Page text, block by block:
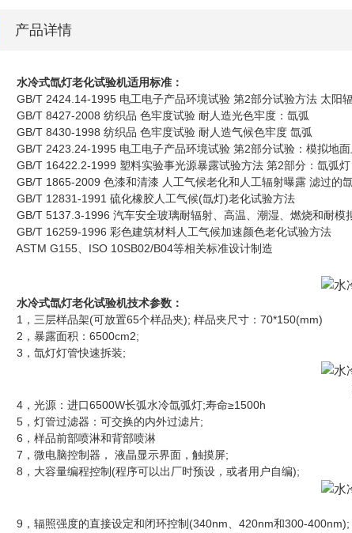
产品详情
水冷式氙灯老化试验机适用标准：
GB/T 2424.14-1995 电工电子产品环境试验 第2部分试验方法 太阳
GB/T 8427-2008 纺织品 色牢度试验 耐人造光色牢度：氙弧
GB/T 8430-1998 纺织品 色牢度试验 耐人造气候色牢度 氙弧
GB/T 2423.24-1995 电工电子产品环境试验 第2部分试验：模拟地面
GB/T 16422.2-1999 塑料实验事光源暴露试验方法 第2部分：氙弧灯
GB/T 1865-2009 色漆和清漆 人工气候老化和人工辐射曝露 滤过的
GB/T 12831-1991 硫化橡胶人工气候(氙灯)老化试验方法
GB/T 5137.3-1996 汽车安全玻璃耐辐射、高温、潮湿、燃烧和耐模
GB/T 16259-1996 彩色建筑材料人工气候加速颜色老化试验方法
ASTM G155、ISO 10SB02/B04等相关标准设计制造
水冷式氙灯老化试验机技术参数：
1，三层样品架(可放置65个样品夹); 样品夹尺寸：70*150(mm)
2，暴露面积：6500cm2;
3，氙灯灯管快速拆装;
4，光源：进口6500W长弧水冷氙弧灯;寿命≥1500h
5，灯管过滤器：可交换的内外过滤片;
6，样品前部喷淋和背部喷淋
7，微电脑控制器， 液晶显示界面，触摸屏;
8，大容量编程控制(程序可以出厂时预设，或者用户自编);
9，辐照强度的直接设定和闭环控制(340nm、420nm和300-400nm);